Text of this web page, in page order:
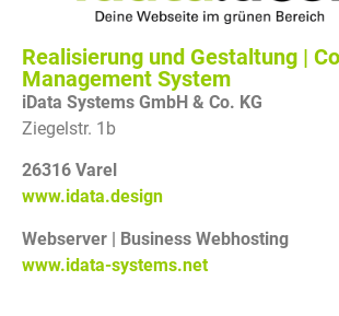
Realisierung und Gestaltung |
Management System
iData Systems GmbH & Co. KG
Ziegelstr. 1b
26316 Varel
www.idata.design
Webserver | Business Webhosting
www.idata-systems.net